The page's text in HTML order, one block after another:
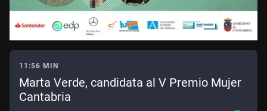
11:56 MIN
Marta Verde, candidata al V Premio Mujer
Cantabria